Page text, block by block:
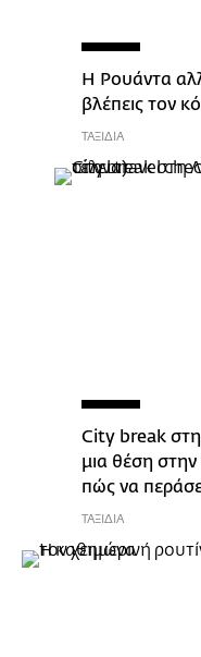
H Ρουάντα
βλέπεις τον
ΤΑΞΙΔΙΑ
City break στη
μια θέση
πώς να
ΤΑΞΙΔΙΑ